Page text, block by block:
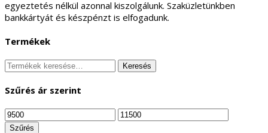
egyeztetés nélkül azonnal kiszolgálunk. Szaküzletünkben
bankkártyát és készpénzt is elfogadunk.
Termékek
Keresés
a
következőre:
Keresés
Szűrés ár szerint
Min
ár
Max
ár
Szűrés